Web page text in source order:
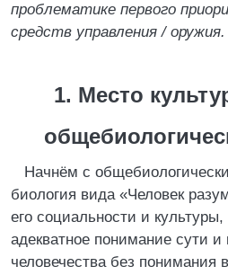
проблематике первого
средств управления / оружия.
1. Место
Начнём с
биология вида «Человек
его социальности и культуры,
адекватное понимание сути и
человечества без понимания